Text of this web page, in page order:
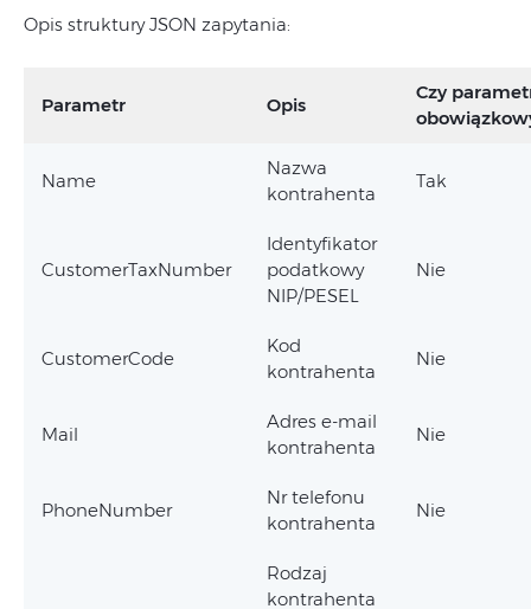
Opis struktury JSON zapytania:
Parametr Opis
Czy
Name
Nazwa
kontrahenta
Tak
CustomerTaxNumber
Identyfikator
podatkowy
NIP/PESEL
Nie
CustomerCode
Kod
kontrahenta
Nie
Mail
Adres e-mail
kontrahenta
Nie
PhoneNumber
Nr telefonu
kontrahenta
Nie
Rodzaj
kontrahenta